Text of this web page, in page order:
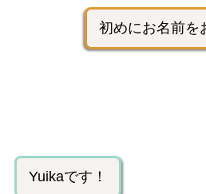
初めにお名前を
Yuikaです！